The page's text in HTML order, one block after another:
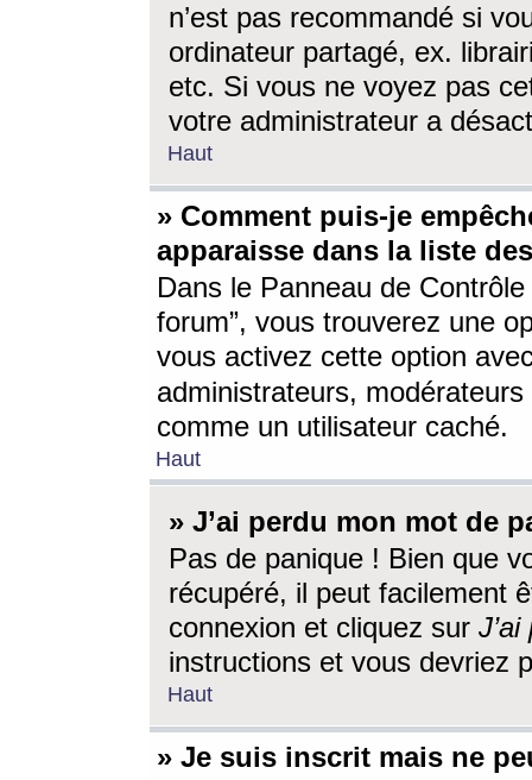
n’est pas recommandé si
ordinateur partagé, ex.
etc. Si vous ne voyez pas
votre administrateur a
Haut
» Comment puis-je
apparaisse dans la liste
Dans le Panneau de
forum”, vous trouverez une
vous activez cette option
administrateurs,
comme un utilisateur caché.
Haut
» J’ai perdu mon mot de
Pas de panique ! Bien que
récupéré, il peut facilement
connexion et cliquez sur
instructions et vous devriez
Haut
» Je suis inscrit mais ne